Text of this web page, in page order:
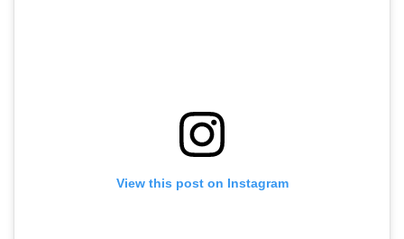
View this post on Instagram